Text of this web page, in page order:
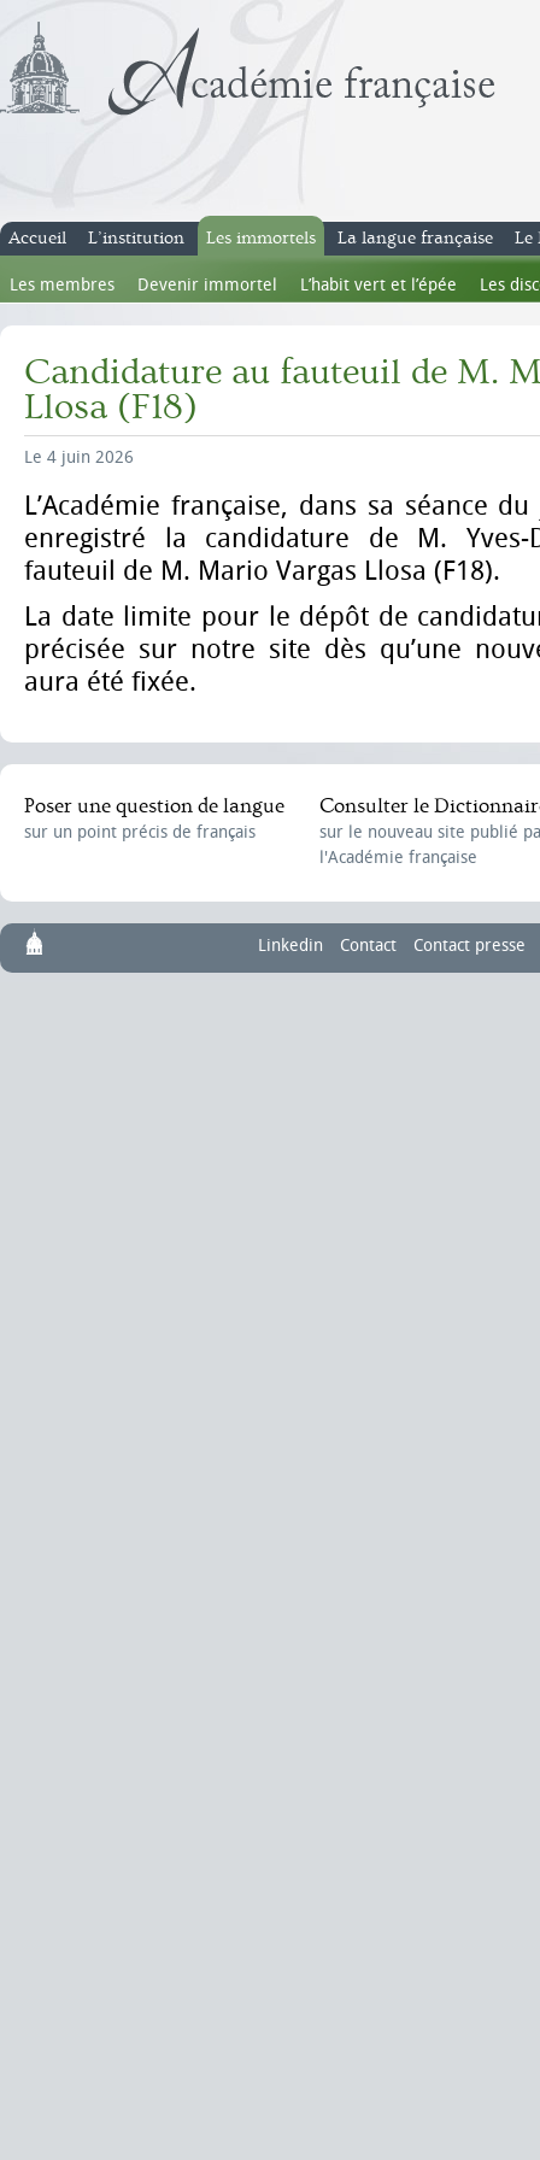
Accueil L’institution Les immortels
Les membres Devenir immortel L’habit vert et l’épée Les
La langue française Le
Candidature au fauteuil de M.
Llosa (F18)
Le 4 juin 2026
L’Académie française, dans sa séance
enregistré la candidature de M.
fauteuil de M. Mario Vargas Llosa (F18).
La date limite pour le dépôt de
précisée sur notre site dès qu’une
aura été fixée.
Poser une question de langue
sur un point précis de français
Consulter le
sur le nouveau site publié
l'Académie française
Linkedin Contact Contact presse